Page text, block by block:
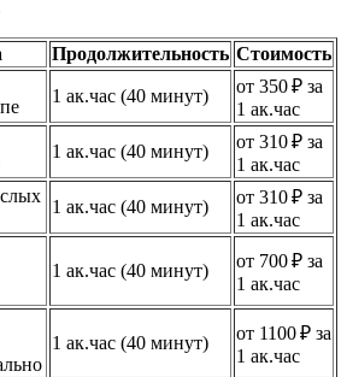
Продолжительность Стоимость
1 ак.час (40 минут)
от 350 ₽ за
1 ак.час
1 ак.час (40 минут)
от 310 ₽ за
1 ак.час
1 ак.час (40 минут)
от 310 ₽ за
1 ак.час
1 ак.час (40 минут)
от 700 ₽ за
1 ак.час
1 ак.час (40 минут)
от 1100 ₽ за
1 ак.час